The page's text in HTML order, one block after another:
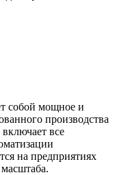
собой мощное и
производства
все
на предприятиях